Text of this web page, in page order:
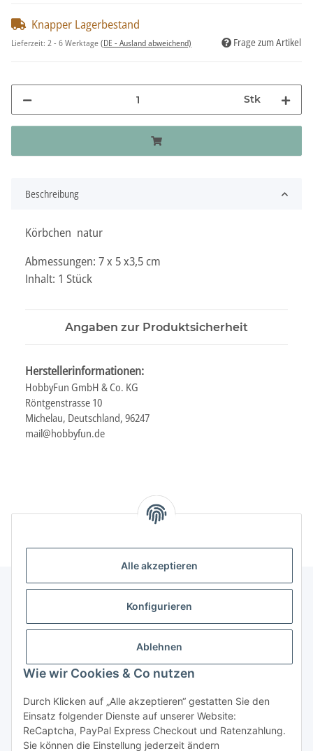
Alle akzeptieren
Konfigurieren
Ablehnen
Wie wir Cookies & Co nutzen
Durch Klicken auf „Alle akzeptieren“ gestatten Sie den
Einsatz folgender Dienste auf unserer Website:
ReCaptcha, PayPal Express Checkout und Ratenzahlung.
Sie können die Einstellung jederzeit ändern
Knapper Lagerbestand
Lieferzeit: 2 - 6 Werktage(DE - Ausland abweichend) Frage zum Artikel
Stk
Beschreibung
Körbchen natur
Abmessungen: 7 x 5 x3,5 cm
Inhalt: 1 Stück
Angaben zur Produktsicherheit
Herstellerinformationen:
HobbyFun GmbH & Co. KG
Röntgenstrasse 10
Michelau, Deutschland, 96247
mail@hobbyfun.de
Informationen
Gesetzliche Informationen
Vertrag widerrufen